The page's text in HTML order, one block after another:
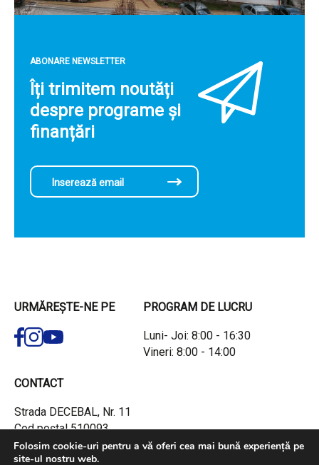
ABONARE NEWSLETTER
Îți trimitem noutăți
despre programe și
finanțări
URMĂREȘTE-NE PE PROGRAM DE LUCRU
Luni- Joi: 8:00 - 16:30
Vineri: 8:00 - 14:00
CONTACT
Strada DECEBAL, Nr. 11
Cod poștal 510093,
Alba Iulia, Județul Alba
Tel:(+40) 258 – 818616
Folosim cookie-uri pentru a vă oferi cea mai bună experiență pe
site-ul nostru web.